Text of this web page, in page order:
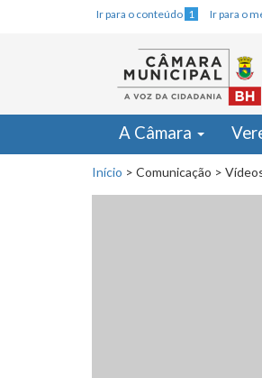
Ir para o conteúdo 1 Ir para o
A Câmara
Início > Comunicação >